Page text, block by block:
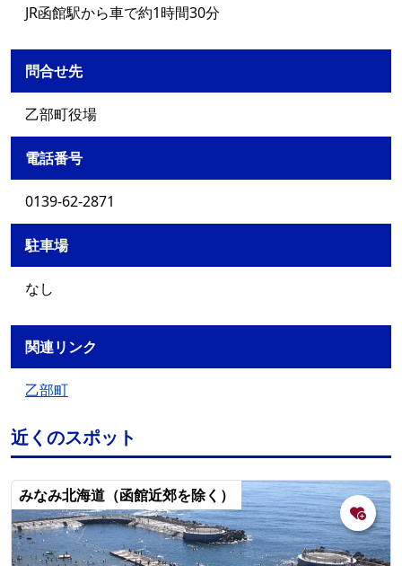
JR函館駅から車で約1時間30分
問合せ先
乙部町役場
電話番号
0139-62-2871
駐車場
なし
関連リンク
乙部町
近くのスポット
みなみ北海道（函館近郊を除く）